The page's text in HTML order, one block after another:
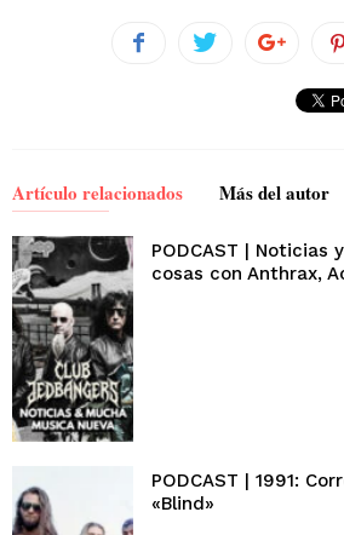
Artículo relacionados Más del autor
PODCAST | Noticias
cosas con Anthrax,
PODCAST | 1991:
«Blind»